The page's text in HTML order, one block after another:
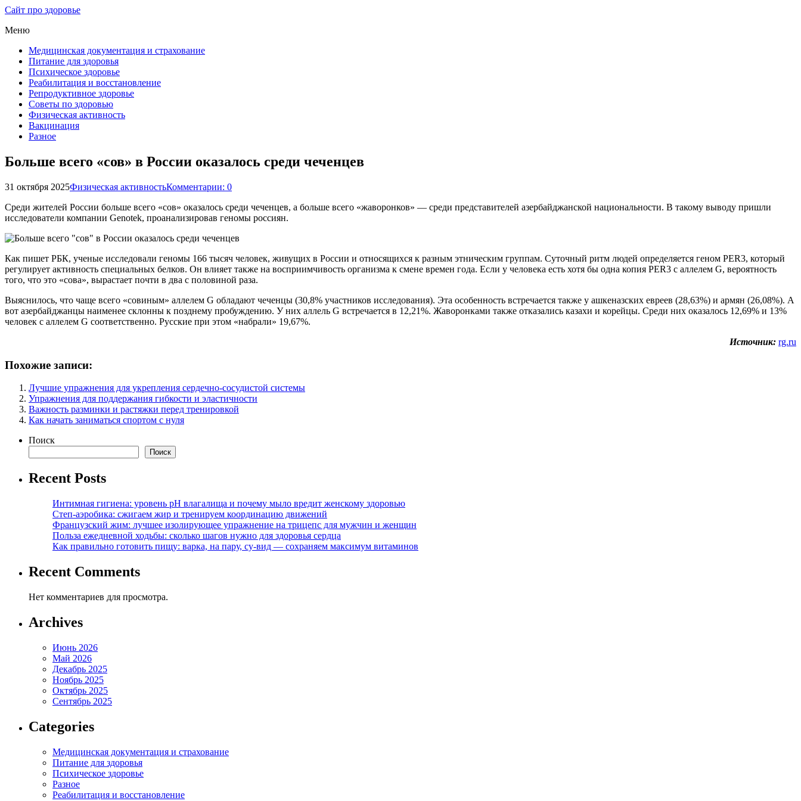
Сайт про здоровье
Меню
Медицинская документация и страхование
Питание для здоровья
Психическое здоровье
Реабилитация и восстановление
Репродуктивное здоровье
Советы по здоровью
Физическая активность
Вакцинация
Разное
Больше всего «сов» в России оказалось среди чеченцев
31 октября 2025Физическая активностьКомментарии: 0
Среди жителей России больше всего «сов» оказалось среди чеченцев, а больше всего «жаворонков» — среди представителей азербайджанской национальности. В такому выводу пришли
исследователи компании Genotek, проанализировав геномы россиян.
Как пишет РБК, ученые исследовали геномы 166 тысяч человек, живущих в России и относящихся к разным этническим группам. Суточный ритм людей определяется геном PER3, который
регулирует активность специальных белков. Он влияет также на восприимчивость организма к смене времен года. Если у человека есть хотя бы одна копия PER3 с аллелем G, вероятность
того, что это «сова», вырастает почти в два с половиной раза.
Выяснилось, что чаще всего «совиным» аллелем G обладают чеченцы (30,8% участников исследования). Эта особенность встречается также у ашкеназских евреев (28,63%) и армян (26,08%). А
вот азербайджанцы наименее склонны к позднему пробуждению. У них аллель G встречается в 12,21%. Жаворонками также отказались казахи и корейцы. Среди них оказалось 12,69% и 13%
человек с аллелем G соответственно. Русские при этом «набрали» 19,67%.
Источник: rg.ru
Похожие записи:
Лучшие упражнения для укрепления сердечно-сосудистой системы
Упражнения для поддержания гибкости и эластичности
Важность разминки и растяжки перед тренировкой
Как начать заниматься спортом с нуля
Поиск
Поиск
Recent Posts
Интимная гигиена: уровень pH влагалища и почему мыло вредит женскому здоровью
Степ-аэробика: сжигаем жир и тренируем координацию движений
Французский жим: лучшее изолирующее упражнение на трицепс для мужчин и женщин
Польза ежедневной ходьбы: сколько шагов нужно для здоровья сердца
Как правильно готовить пищу: варка, на пару, су-вид — сохраняем максимум витаминов
Recent Comments
Нет комментариев для просмотра.
Archives
Июнь 2026
Май 2026
Декабрь 2025
Ноябрь 2025
Октябрь 2025
Сентябрь 2025
Categories
Медицинская документация и страхование
Питание для здоровья
Психическое здоровье
Разное
Реабилитация и восстановление